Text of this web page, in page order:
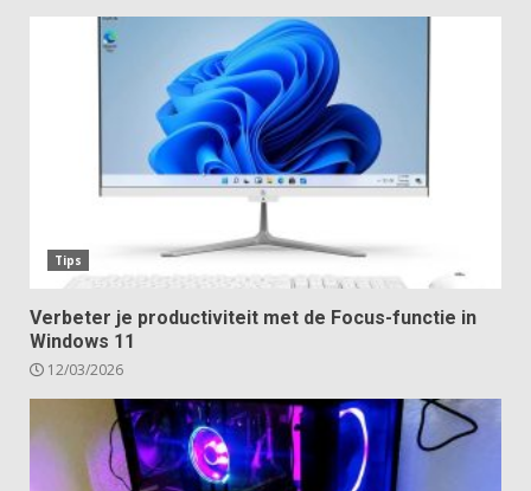
Tips
Verbeter je productiviteit met de Focus-functie in
Windows 11
12/03/2026